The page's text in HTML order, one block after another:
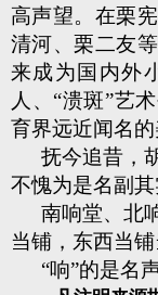
高声望。在栗
清河、栗二友
来成为国内外
人、“溃斑”艺
育界远近闻名的
抚今追昔，
不愧为是名副其
南响堂、北
当铺，东西当铺
“响”的是名